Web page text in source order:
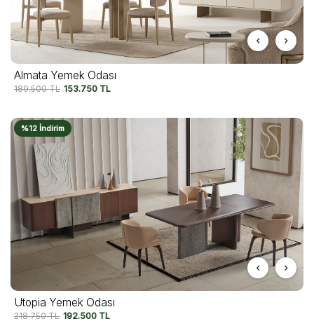
Almata Yemek Odası
189.500TL 153.750 TL
%12 İndirim
Utopia Yemek Odası
218.750TL 192.500 TL